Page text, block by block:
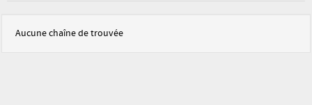
Aucune chaîne de trouvée